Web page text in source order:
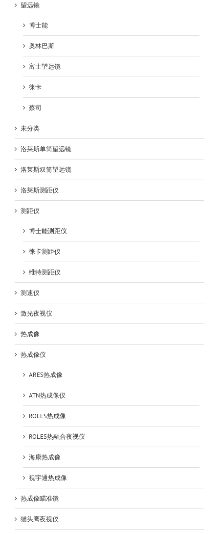
望远镜
博士能
奥林巴斯
富士望远镜
徕卡
蔡司
未分类
洛莱斯单筒望远镜
洛莱斯双筒望远镜
洛莱斯测距仪
测距仪
博士能测距仪
徕卡测距仪
维特测距仪
测速仪
激光夜视仪
热成像
热成像仪
ARES热成像
ATN热成像仪
ROLES热成像
ROLES热融合夜视仪
海康热成像
视宇通热成像
热成像瞄准镜
猫头鹰夜视仪